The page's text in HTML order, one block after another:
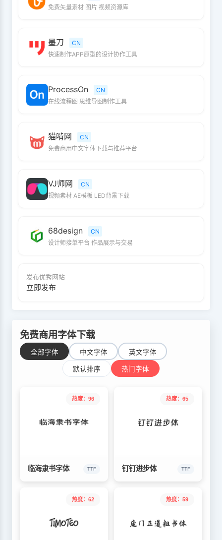
免费矢量素材 图片 视频资源库
墨刀
CN
快速制作APP原型的设计协作工具
ProcessOn
CN
在线流程图 思维导图制作工具
猫啃网
CN
免费商用中文字体下载与推荐平台
VJ师网
CN
视频素材 AE模板 LED背景下载
68design
CN
设计师接单平台 作品展示与交易
发布优秀网站
立即发布
免费商用字体下载
全部字体 中文字体 英文字体
默认排序 热门字体
热度：96
临海隶书字体 TTF
热度：65
钉钉进步体 TTF
热度：62 热度：59